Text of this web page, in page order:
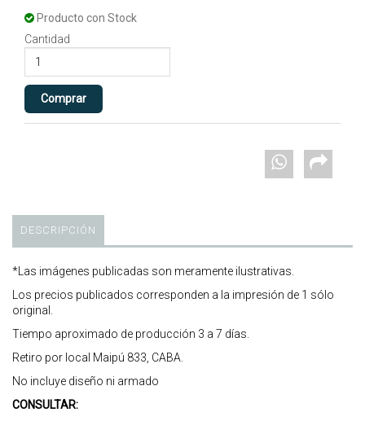
Producto con Stock
Cantidad
DESCRIPCIÓN
*Las imágenes publicadas son meramente ilustrativas.
Los precios publicados corresponden a la impresión de 1 sólo
original.
Tiempo aproximado de producción 3 a 7 días.
Retiro por local Maipú 833, CABA.
No incluye diseño ni armado
CONSULTAR: